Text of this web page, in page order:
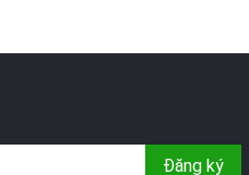
Đăng ký